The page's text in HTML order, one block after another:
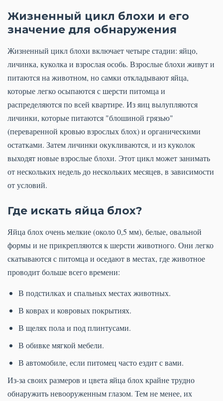
Жизненный цикл блохи и его
значение для обнаружения
Жизненный цикл блохи включает четыре стадии: яйцо,
личинка, куколка и взрослая особь. Взрослые блохи живут и
питаются на животном, но самки откладывают яйца,
которые легко осыпаются с шерсти питомца и
распределяются по всей квартире. Из яиц вылупляются
личинки, которые питаются "блошиной грязью"
(переваренной кровью взрослых блох) и органическими
остатками. Затем личинки окукливаются, и из куколок
выходят новые взрослые блохи. Этот цикл может занимать
от нескольких недель до нескольких месяцев, в зависимости
от условий.
Где искать яйца блох?
Яйца блох очень мелкие (около 0,5 мм), белые, овальной
формы и не прикрепляются к шерсти животного. Они легко
скатываются с питомца и оседают в местах, где животное
проводит больше всего времени:
В подстилках и спальных местах животных.
В коврах и ковровых покрытиях.
В щелях пола и под плинтусами.
В обивке мягкой мебели.
В автомобиле, если питомец часто ездит с вами.
Из-за своих размеров и цвета яйца блох крайне трудно
обнаружить невооруженным глазом. Тем не менее, их